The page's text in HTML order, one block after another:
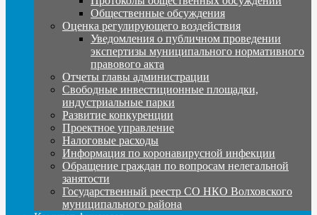
Общественные обсуждения
Оценка регулирующего воздействия
Уведомления о публичном проведении
экспертизы муниципального нормативного
правового акта
Отчеты главы администрации
Свободные инвестиционные площадки,
индустриальные парки
Развитие конкуренции
Проектное управление
Налоговые расходы
Информация по коронавирусной инфекции
Обращение граждан по вопросам нелегальной
занятости
Государственный реестр СО НКО Волховского
муниципального района